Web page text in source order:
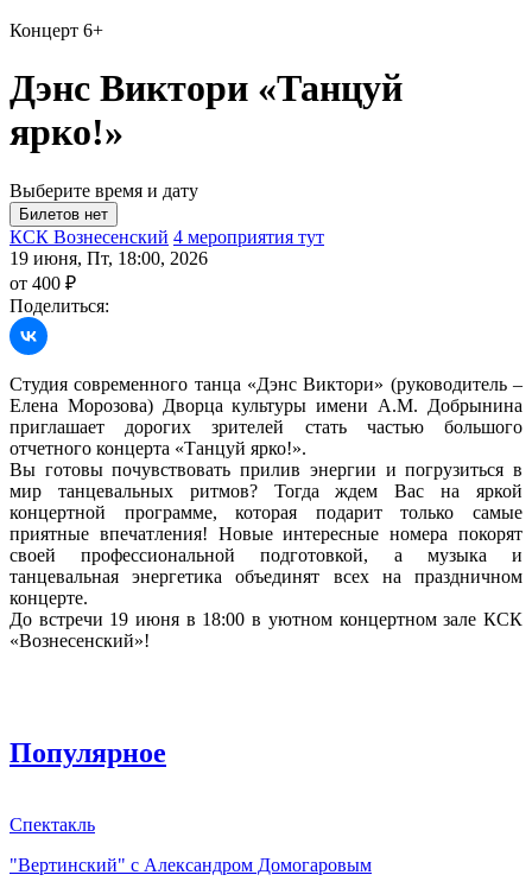
Концерт 6+
Дэнс Виктори «Танцуй
ярко!»
Выберите время и дату
КСК Вознесенский 4 мероприятия тут
19 июня, Пт, 18:00, 2026
от 400 ₽
Поделиться:
Студия современного танца «Дэнс Виктори» (руководитель –
Елена Морозова) Дворца культуры имени А.М. Добрынина
приглашает дорогих зрителей стать частью большого
отчетного концерта «Танцуй ярко!».
Вы готовы почувствовать прилив энергии и погрузиться в
мир танцевальных ритмов? Тогда ждем Вас на яркой
концертной программе, которая подарит только самые
приятные впечатления! Новые интересные номера покорят
своей профессиональной подготовкой, а музыка и
танцевальная энергетика объединят всех на праздничном
концерте.
До встречи 19 июня в 18:00 в уютном концертном зале КСК
«Вознесенский»!
Популярное
Спектакль
"Вертинский" с Александром Домогаровым